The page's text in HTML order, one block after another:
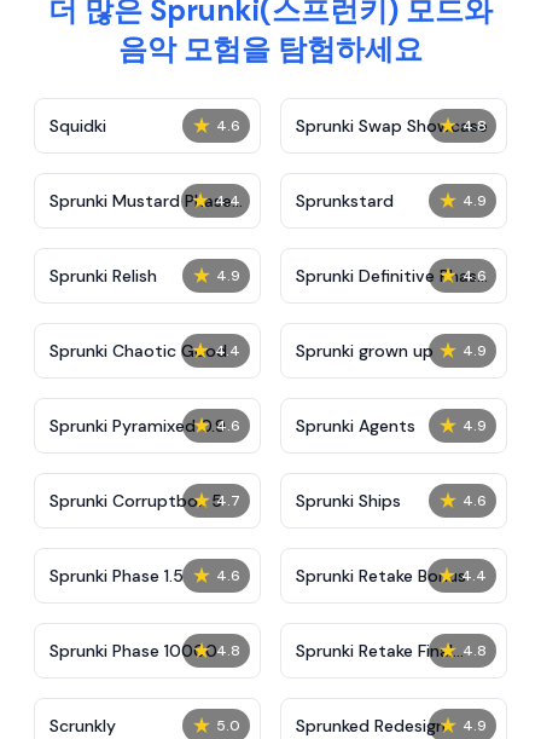
더 많은 Sprunki(스프런키) 모드와
음악 모험을 탐험하세요
★ 4.6
Squidki ★ 4.8
Sprunki Swap Showcase
★ 4.4
Sprunki Mustard Phase
2
★ 4.9
Sprunkstard
★ 4.9
Sprunki Relish ★ 4.6
Sprunki Definitive Phase
7
★ 4.4
Sprunki Chaotic Good ★ 4.9
Sprunki grown up
★ 4.6
Sprunki Pyramixed 0.9 ★ 4.9
Sprunki Agents
★ 4.7
Sprunki Corruptbox 5 ★ 4.6
Sprunki Ships
★ 4.6
Sprunki Phase 1.5 ★ 4.4
Sprunki Retake Bonus
★ 4.8
Sprunki Phase 10000 ★ 4.8
Sprunki Retake Final
Update
★ 5.0
Scrunkly ★ 4.9
Sprunked Redesign